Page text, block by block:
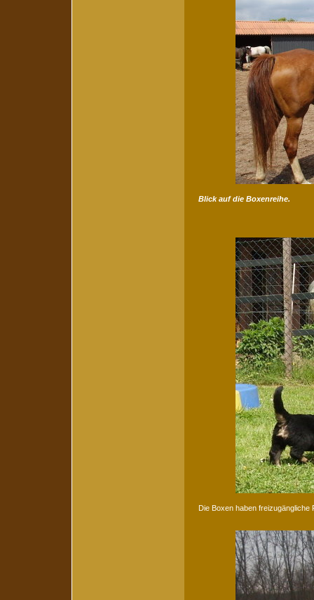
Blick auf die Boxenreihe.
Die Boxen haben